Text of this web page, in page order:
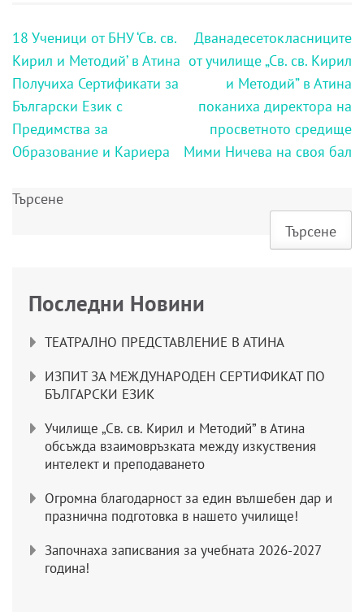
Навигация
18 Ученици от БНУ ‘Св. св.
Кирил и Методий’ в Атина
Получиха Сертификати за
Български Език с
Предимства за
Образование и Кариера
Дванадесетокласниците
от училище „Св. св. Кирил
и Методий” в Атина
поканиха директора на
просветното средище
Мими Ничева на своя бал
Търсене
Търсене
Последни Новини
ТЕАТРАЛНО ПРЕДСТАВЛЕНИЕ В АТИНА
ИЗПИТ ЗА МЕЖДУНАРОДЕН СЕРТИФИКАТ ПО
БЪЛГАРСКИ ЕЗИК
Училище „Св. св. Кирил и Методий” в Атина
обсъжда взаимовръзката между изкуствения
интелект и преподаването
Огромна благодарност за един вълшебен дар и
празнична подготовка в нашето училище!
Започнаха записвания за учебната 2026-2027
година!